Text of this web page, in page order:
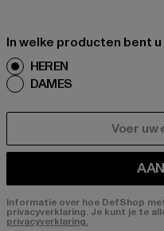
In welke producten bent
HEREN
DAMES
Informatie over hoe DefShop
privacyverklaring. Je kunt je te
privacyverklaring.